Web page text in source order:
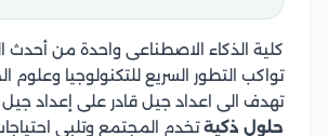
كلية الذكاء الاصطناعى واحدة من أحدث
تواكب التطور السريع للتكنولوجيا وعلوم
تهدف الى اعداد جيل قادر على إعداد
حلول ذكيةتخدم المجتمع وتلبى